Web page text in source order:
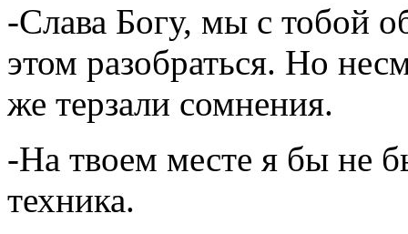
-Слава Богу, мы с тобой
этом разобраться. Но
же терзали сомнения.
-На твоем месте я бы не
техника.